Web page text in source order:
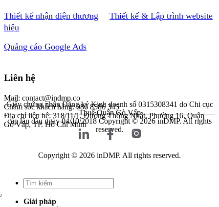
Thiết kế nhận diện thương
hiệu
Thiết kế & Lập trình website
Quảng cáo Google Ads
Liên hệ
Mail: contact@indmp.co
Chăm sóc khách hàng: 086 8586 345
Địa chỉ liên hệ: 318/11/1, Đường Thống Nhất, Phường 16, Quận
Gò Vấp, TP. Hồ Chí Minh
Giấy chứng nhận Đăng ký Kinh doanh số 0315308341 do Chi cục
Thuế Quận Gò Vấp
cấp lần đầu ngày 04/10/2018Copyright © 2026 inDMP. All rights
reserved.
Copyright © 2026 inDMP. All rights reserved.
Giải pháp